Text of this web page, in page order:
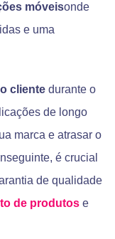
móveisonde
e uma
cliente durante o
de longo
marca e atrasar o
é crucial
de qualidade
de produtos e